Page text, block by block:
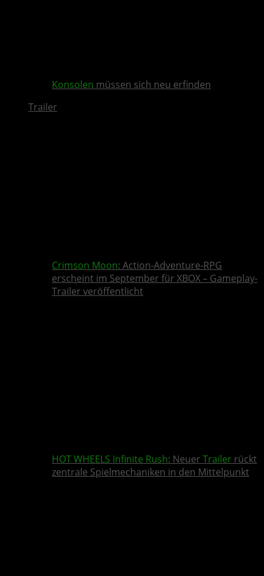
Konsolen müssen sich neu erfinden
Trailer
Crimson Moon: Action-Adventure-RPG
erscheint im September für XBOX – Gameplay-
Trailer veröffentlicht
HOT WHEELS Infinite Rush: Neuer Trailer rückt
zentrale Spielmechaniken in den Mittelpunkt